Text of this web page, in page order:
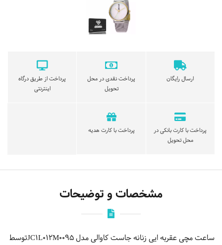
ارسال رایگان
پرداخت نقدی در محل
تحویل
پرداخت از طریق درگاه
اینترنتی
پرداخت با کارت بانکی در
محل تحویل
پرداخت با کارت هدیه
مشخصات و توضیحات
ساعت مچی عقربه ایی زنانه جاست کاوالی مدل JC1L012M0095توسط